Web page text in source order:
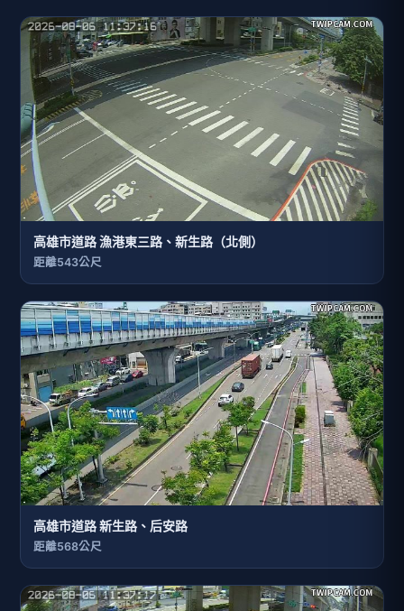
高雄市道路 漁港東三路、新生路（北側）
距離543公尺
高雄市道路 新生路、后安路
距離568公尺